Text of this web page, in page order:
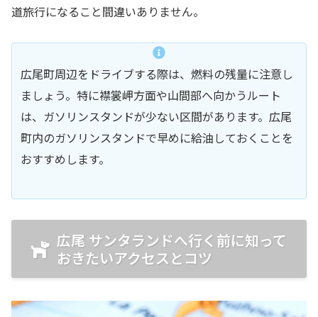
道旅行になること間違いありません。
広尾町周辺をドライブする際は、燃料の残量に注意し
ましょう。特に襟裳岬方面や山間部へ向かうルート
は、ガソリンスタンドが少ない区間があります。広尾
町内のガソリンスタンドで早めに給油しておくことを
おすすめします。
広尾 サンタランドへ行く前に知って
おきたいアクセスとコツ